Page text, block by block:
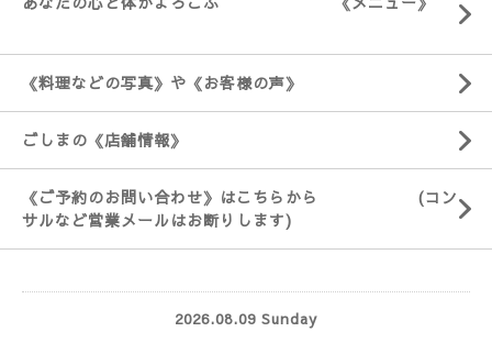
《料理などの写真》や《お客様の声》
ごしまの《店舗情報》
《ご予約のお問い合わせ》はこちらから (コン
サルなど営業メールはお断りします)
2026.08.09 Sunday